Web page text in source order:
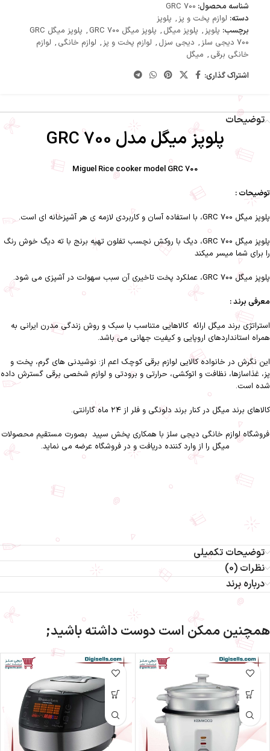
شناسه محصول: GRC 700
دسته: لوازم پخت و پز, پلوپز
برچسب: پلوپز, پلوپز میگل , پلوپز میگل GRC 700 ,
پلوپز میگل GRC
700 دیجی سلز
, دیجی سزل , لوازم پخت و پز, لوازم خانگی , لوازم
خانگی برقی , میگل
اشتراک گذاری:
توضیحات
پلوپز میگل مدل GRC 700
Miguel Rice cooker model GRC 700
توضیحات :
پلوپز میگل GRC 700، با استفاده آسان و کاربردی لازمه ی هر آشپزخانه ای است.
پلوپز میگل GRC 700، دیگ با روکش نچسب تفلون تهیه برنج با ته دیگ خوش رنگ
را برای شما میسر میکند
پلوپز میگل GRC 700، عملکرد پخت تاخیری آن سبب سهولت در آشپزی می شود.
معرفی برند :
استراتژى برند ميگل ارائه كالاهايى متناسب با سبك و روش زندگى مدرن ايرانى به
همراه استانداردهاى اروپايى و كيفيت جهانى مى باشد.
اين نگرش در خانواده كالايى لوازم برقى كوچك اعم از: نوشیدنى هاى گرم، پخت و
پز، غذاسازها، نظافت و اتوكشى، حرارتى و برودتى و لوازم شخصى برقى گسترش داده
شده است.
كالاهاى برند ميگل در كنار برند دلونگى و فلر از ۲۴ ماه گارانتى.
فروشگاه لوازم خانگی دیجی سلز با همکاری پخش سپید بصورت مستقیم محصولات
میگل را از وارد کننده دریافت و در فروشگاه عرضه می نماید.
خانگی برقی-لوازم خانگی-پلوپز میگل-میگل-پلوپز-لوازم پخت و پز
پلوپز میگل مدل GRC 700
توضیحات تکمیلی
نظرات (0)
درباره برند
همچنین ممکن است دوست داشته باشید;